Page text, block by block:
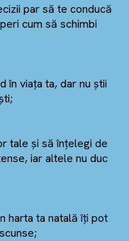
par să te conducă
cum să schimbi
în viața ta, dar nu știi
tale și să înțelegi de
iar altele nu duc
harta ta natală îți pot